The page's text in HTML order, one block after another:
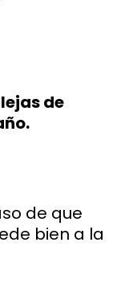
de
de que
bien a la